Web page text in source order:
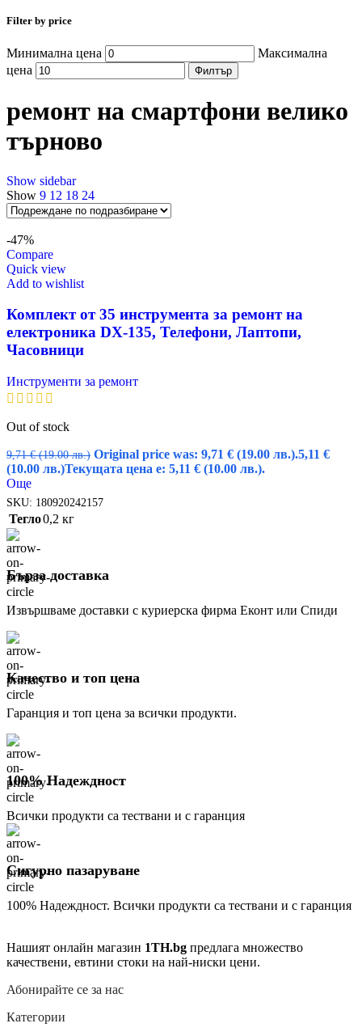
Filter by price
Минимална цена
Максимална
цена
Филтър
ремонт на смартфони велико
търново
Show sidebar
Show 9 12 18 24
-47%
Compare
Quick view
Add to wishlist
Комплект от 35 инструмента за ремонт на
електроника DX-135, Телефони, Лаптопи,
Часовници
Инструменти за ремонт
Out of stock
9,71€ (19.00 лв.) Original price was: 9,71 € (19.00 лв.).5,11 €
(10.00 лв.)Текущата цена е: 5,11 € (10.00 лв.).
Още
SKU: 180920242157
Тегло0,2 кг
Бърза доставка
Извършваме доставки с куриерска фирма Еконт или Спиди
Качество и топ цена
Гаранция и топ цена за всички продукти.
100% Надеждност
Всички продукти са тествани и с гаранция
Сигурно пазаруване
100% Надеждност. Всички продукти са тествани и с гаранция
Нашият онлайн магазин 1TH.bg предлага множество
качествени, евтини стоки на най-ниски цени.
Абонирайте се за нас
Категории